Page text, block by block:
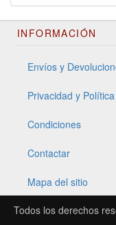
INFORMACIÓN
Envíos y
Privacidad y
Condiciones
Contactar
Mapa del sitio
Todos los derechos